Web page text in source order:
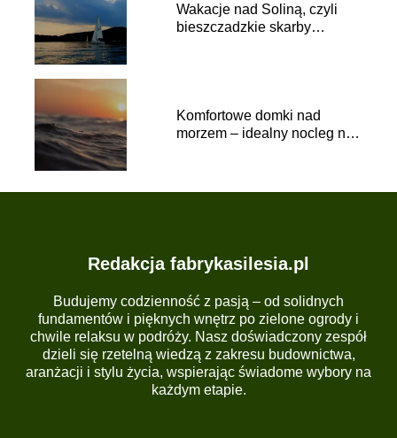
Wakacje nad Soliną, czyli
bieszczadzkie skarby
Komfortowe domki nad
morzem – idealny nocleg na
Redakcja fabrykasilesia.pl
Budujemy codzienność z pasją – od solidnych
fundamentów i pięknych wnętrz po zielone ogrody i
chwile relaksu w podróży. Nasz doświadczony zespół
dzieli się rzetelną wiedzą z zakresu budownictwa,
aranżacji i stylu życia, wspierając świadome wybory na
każdym etapie.